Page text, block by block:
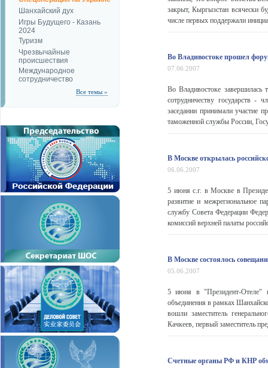
Шанхайский дух
Игры Будущего - Казань
2024
Туризм
Чрезвычайные
происшествия
Международное
сотрудничество
Все темы »
закрыт, Кыргызстан всячески
числе первых поддержали
Во Владивостоке прошел
07.06.2007
Во Владивостоке завершилась
сотрудничеству государств -
заседании принимали участие
таможенной службы России,
В Москве открылась
06.06.2007
5 июня с.г. в Москве в
развитие и межрегиональное
службу Совета Федерации
комиссий верхней палаты
В Москве состоялось
05.06.2007
5 июня в "Президент-Отеле" в
объединения в рамках
вошли заместитель
Качкеев, первый заместитель
Счетные органы РФ и КНР